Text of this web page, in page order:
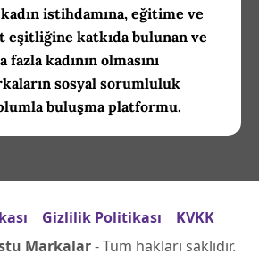
istihdamına, eğitime ve
eşitliğine katkıda bulunan ve
kadının olmasını
sosyal sorumluluk
buluşma platformu.
Gizlilik Politikası
KVKK
Markalar- Tüm hakları saklıdır.